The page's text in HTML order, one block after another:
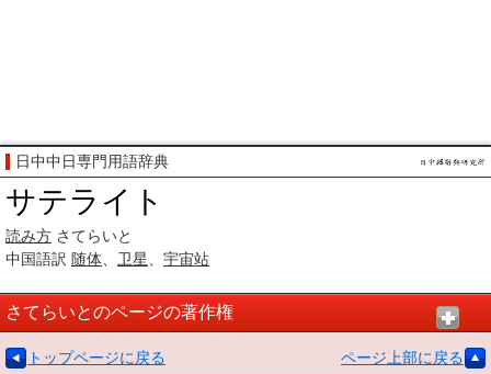
日中中日専門用語辞典
サテライト
読み方 さてらいと
中国語訳 随体 卫星 宇宙站
さてらいとのページの著作権
トップページに戻る ページ上部に戻る